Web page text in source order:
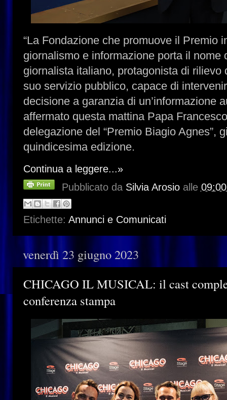
“La Fondazione che promuove il Premio
giornalismo e informazione porta il nome
giornalista italiano, protagonista di rilievo
suo servizio pubblico, capace di
decisione a garanzia di un’informazione
affermato questa mattina Papa
delegazione del “Premio Biagio Agnes”,
quindicesima edizione.
Continua a leggere...»
Pubblicato da Silvia Arosio alle
Etichette: Annunci e Comunicati
venerdì 23 giugno 2023
CHICAGO IL MUSICAL: il cast
conferenza stampa